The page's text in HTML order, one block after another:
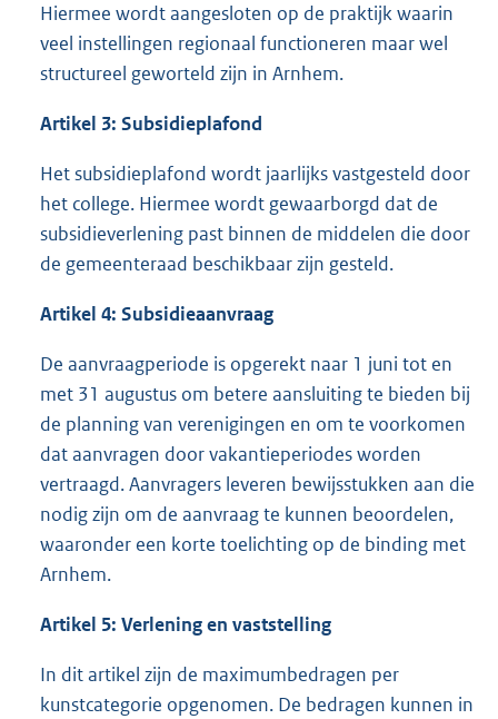
Hiermee wordt aangesloten op de praktijk waarin
veel instellingen regionaal functioneren maar wel
structureel geworteld zijn in Arnhem.
Artikel 3: Subsidieplafond
Het subsidieplafond wordt jaarlijks vastgesteld door
het college. Hiermee wordt gewaarborgd dat de
subsidieverlening past binnen de middelen die door
de gemeenteraad beschikbaar zijn gesteld.
Artikel 4: Subsidieaanvraag
De aanvraagperiode is opgerekt naar 1 juni tot en
met 31 augustus om betere aansluiting te bieden bij
de planning van verenigingen en om te voorkomen
dat aanvragen door vakantieperiodes worden
vertraagd. Aanvragers leveren bewijsstukken aan die
nodig zijn om de aanvraag te kunnen beoordelen,
waaronder een korte toelichting op de binding met
Arnhem.
Artikel 5: Verlening en vaststelling
In dit artikel zijn de maximumbedragen per
kunstcategorie opgenomen. De bedragen kunnen in